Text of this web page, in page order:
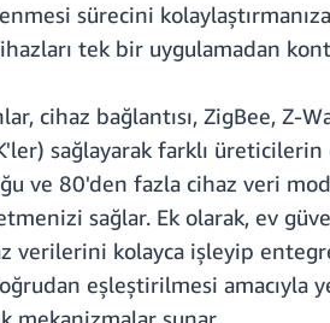
sürecini
tek bir uygulamadan
cihaz bağlantısı, ZigBee, Z-
sağlayarak farklı
ve 80'den fazla cihaz veri
sağlar. Ek olarak, ev
verilerini kolayca işleyip
eşleştirilmesi amacıyla